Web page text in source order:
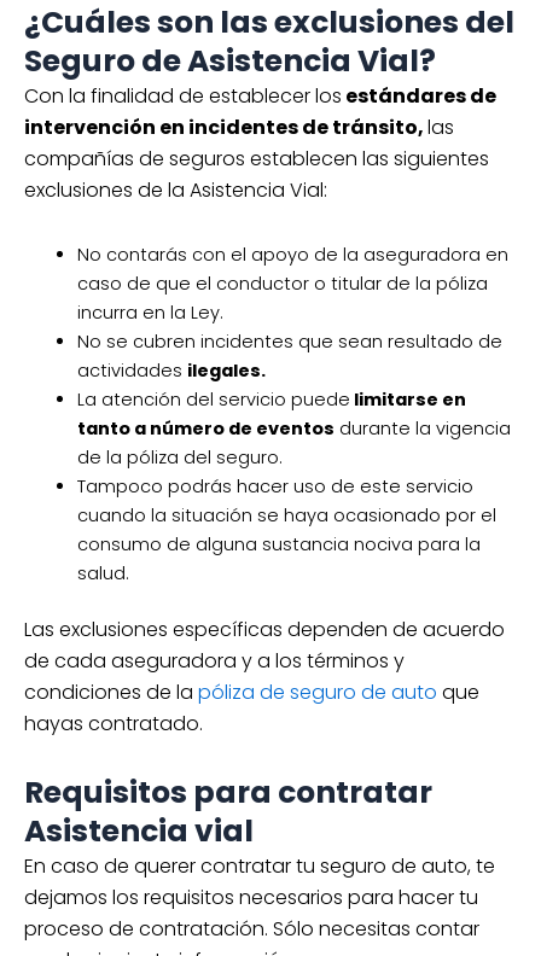
¿Cuáles son las exclusiones del
Seguro de Asistencia Vial?
Con la finalidad de establecer los estándares de
intervención en incidentes de tránsito,las
compañías de seguros establecen las siguientes
exclusiones de la Asistencia Vial:
No contarás con el apoyo de la aseguradora en
caso de que el conductor o titular de la póliza
incurra en la Ley.
No se cubren incidentes que sean resultado de
actividades ilegales.
La atención del servicio puede limitarse en
tanto a número de eventos durante la vigencia
de la póliza del seguro.
Tampoco podrás hacer uso de este servicio
cuando la situación se haya ocasionado por el
consumo de alguna sustancia nociva para la
salud.
Las exclusiones específicas dependen de acuerdo
de cada aseguradora y a los términos y
condiciones de la póliza de seguro de auto que
hayas contratado.
Requisitos para contratar
Asistencia vial
En caso de querer contratar tu seguro de auto, te
dejamos los requisitos necesarios para hacer tu
proceso de contratación. Sólo necesitas contar